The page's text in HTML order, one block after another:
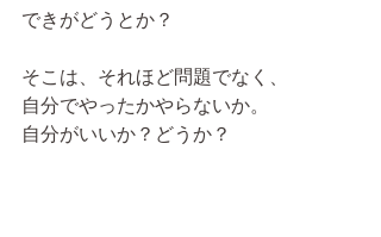
できがどうとか？
そこは、それほど問題でなく、
自分でやったかやらないか。
自分がいいか？どうか？